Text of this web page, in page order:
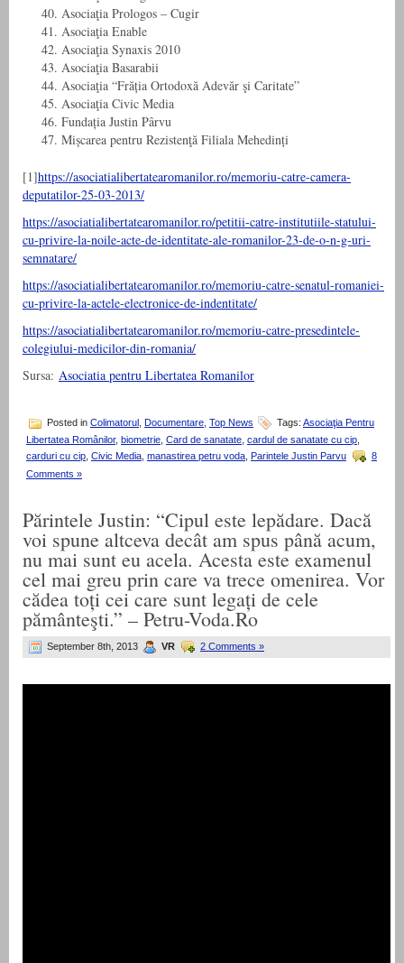
40. Asociaţia Prologos – Cugir
41. Asociaţia Enable
42. Asociaţia Synaxis 2010
43. Asociaţia Basarabii
44. Asociaţia “Frăția Ortodoxă Adevăr şi Caritate”
45. Asociaţia Civic Media
46. Fundația Justin Pârvu
47. Mișcarea pentru Rezistenţă Filiala Mehedinți
[1]https://asociatialibertatearomanilor.ro/memoriu-catre-camera-
deputatilor-25-03-2013/
https://asociatialibertatearomanilor.ro/petitii-catre-institutiile-statului-
cu-privire-la-noile-acte-de-identitate-ale-romanilor-23-de-o-n-g-uri-
semnatare/
https://asociatialibertatearomanilor.ro/memoriu-catre-senatul-romaniei-
cu-privire-la-actele-electronice-de-indentitate/
https://asociatialibertatearomanilor.ro/memoriu-catre-presedintele-
colegiului-medicilor-din-romania/
Sursa: Asociatia pentru Libertatea Romanilor
Posted in Colimatorul Documentare Top News Tags: Asociaţia Pentru
Libertatea Românilor, biometrie, Card de sanatate, cardul de sanatate cu cip,
carduri cu cip Civic Media manastirea petru voda Parintele Justin Parvu
8
Comments »
Părintele Justin: “Cipul este lepădare. Dacă
voi spune altceva decât am spus până acum,
nu mai sunt eu acela. Acesta este examenul
cel mai greu prin care va trece omenirea. Vor
cădea toți cei care sunt legați de cele
pământeşti.” – Petru-Voda.Ro
September 8th, 2013 VR 2 Comments »